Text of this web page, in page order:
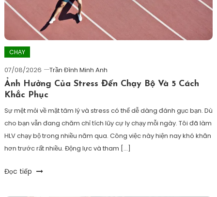
CHẠY
07/08/2026
Trần Đình Minh Anh
Ảnh Hưởng Của Stress Đến Chạy Bộ Và 5 Cách
Khắc Phục
Sự mệt mỏi về mặt tâm lý và stress có thể dễ dàng đánh gục bạn. Dù
cho bạn vẫn đang chăm chỉ tích lũy cự ly chạy mỗi ngày. Tôi đã làm
HLV chạy bộ trong nhiều năm qua. Công việc này hiện nay khó khăn
hơn trước rất nhiều. Động lực và tham […]
Tagged
Đọc tiếp